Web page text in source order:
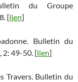
du Groupe
[lien]
Bulletin du
2: 49-50. [lien]
Travers. Bulletin du